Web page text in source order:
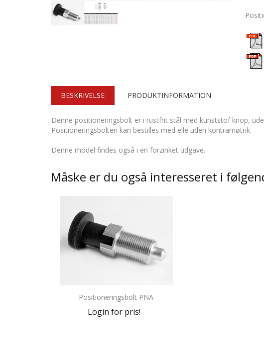
BESKRIVELSE PRODUKTINFORMATION
Denne positioneringsbolt er i rustfrit stål med kunststof knop,
Positioneringsbolten kan bestilles med elle uden kontramøtrik.
Denne model findes også i en forzinket udgave.
Måske er du også interesseret i
Positioneringsbolt PNA
Login for pris!